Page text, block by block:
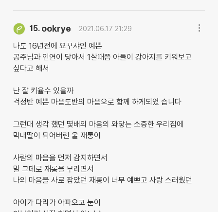
15. ookrye 2021.06.17 21:29
나도 16년전에 요꾸샤인 예쁜
공주님과 인연이 닿아서 1살때쯤 아들이 강아지를 키워보고
싶다고 해서
난 잘 키율수 있을까
걱정반 예쁜 마음도반의 마음으로 함께 하게되었 습니다
그런대 생각 했던 몇배의 마음의 와닿는 소중한 우리집에
막내딸이 되어버린 울 재롱이
사람의 마음을 먼저 감지하면서
말 그데로 재롱을 부리면서
나의 마음을 사로 잡았던 재롱이 너무 예쁘고 사랑 스러웠던
아이가 다리가 아파오고 눈이